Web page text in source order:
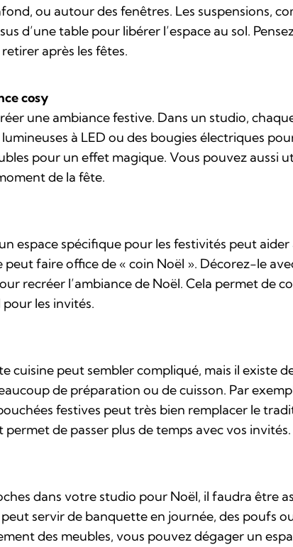
ou autour des fenêtres. Les suspensions,
d’une table pour libérer l’espace au sol.
après les fêtes.
cosy
une ambiance festive. Dans un studio,
à LED ou des bougies électriques
pour un effet magique. Vous pouvez aussi
de la fête.
espace spécifique pour les festivités peut
peut faire office de « coin Noël ». Décorez-le
recréer l’ambiance de Noël. Cela permet de
les invités.
cuisine peut sembler compliqué, mais il existe
de préparation ou de cuisson. Par
festives peut très bien remplacer le
permet de passer plus de temps avec vos invités.
dans votre studio pour Noël, il faudra être
servir de banquette en journée, des poufs
des meubles, vous pouvez dégager un